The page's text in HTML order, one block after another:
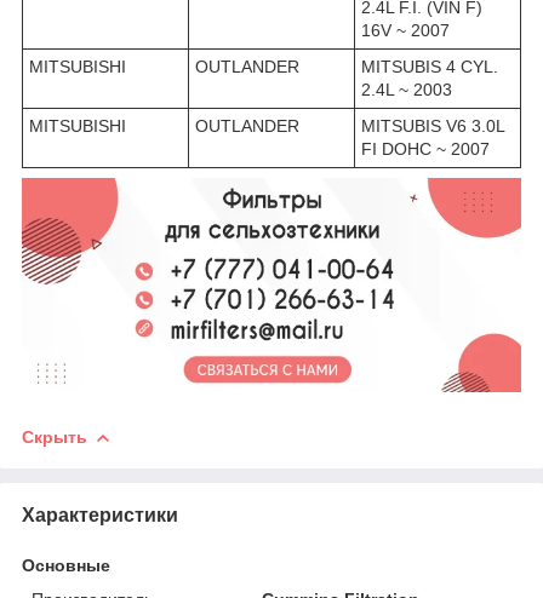
2.4L F.I. (VIN F)
16V ~ 2007
MITSUBISHI
OUTLANDER
MITSUBIS 4 CYL.
2.4L ~ 2003
MITSUBISHI
OUTLANDER
MITSUBIS V6 3.0L
FI DOHC ~ 2007
Скрыть
Характеристики
Основные